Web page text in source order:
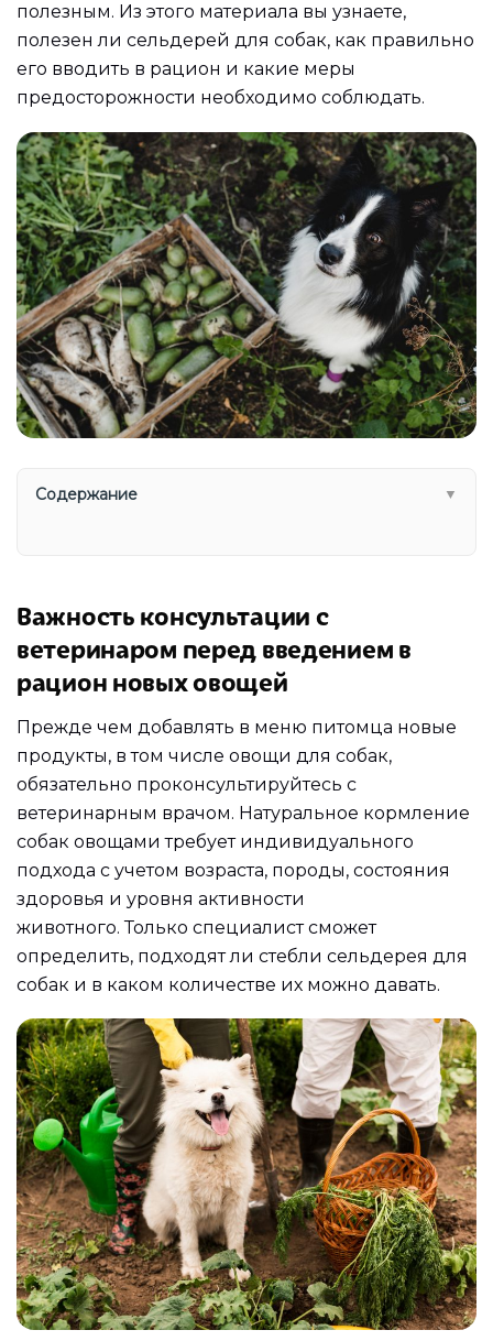
полезным. Из этого материала вы узнаете,
полезен ли сельдерей для собак, как правильно
его вводить в рацион и какие меры
предосторожности необходимо соблюдать.
Содержание ▼
Важность консультации с
ветеринаром перед введением в
рацион новых овощей
Прежде чем добавлять в меню питомца новые
продукты, в том числе овощи для собак,
обязательно проконсультируйтесь с
ветеринарным врачом. Натуральное кормление
собак овощами требует индивидуального
подхода с учетом возраста, породы, состояния
здоровья и уровня активности
животного. Только специалист сможет
определить, подходят ли стебли сельдерея для
собак и в каком количестве их можно давать.